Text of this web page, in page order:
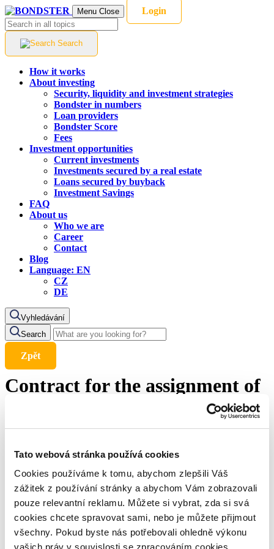
Tato webová stránka používá cookies
Cookies používáme k tomu, abychom zlepšili Váš
zážitek z používání stránky a abychom Vám zobrazovali
pouze relevantní reklamu. Můžete si vybrat, zda si svá
cookies chcete spravovat sami, nebo je můžete přijmout
všechny. Pokud byste nás potřebovali ohledně výkonu
vašich práv v souvislosti se zpracováním cookies
Menu Close Login
Search
How it works
About investing
Security, liquidity and investment strategies
Bondster in numbers
Loan providers
Bondster Score
Fees
Investment opportunities
Current investments
Investments secured by a real estate
Loans secured by buyback
Investment Savings
FAQ
About us
Who we are
Career
Contact
Blog
Language: EN
CZ
DE
Vyhledávání
Search
Zpět
Contract for the assignment of
December 28, 2021
Share the article
Share on facebook
Share on twitter
Share on LinkedIn